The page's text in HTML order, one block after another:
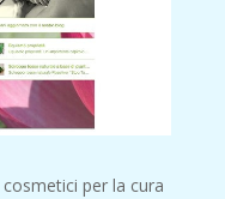
per la cura